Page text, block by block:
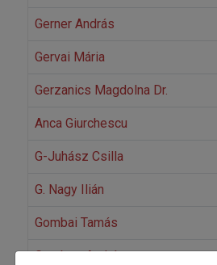
Gerner András
Gervai Mária
Gerzanics Magdolna Dr.
Anca Giurchescu
G-Juhász Csilla
G. Nagy Ilián
Gombai Tamás
Gombos András